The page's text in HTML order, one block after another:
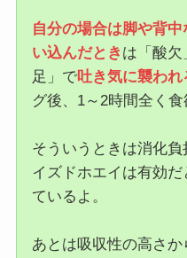
自分の場合は脚や背
い込んだとき は「酸欠
足」で吐き気に襲われ
グ後、1～2時間全く食
そういうときは消化
イズドホエイは有効
ているよ。
あとは吸収性の高さ